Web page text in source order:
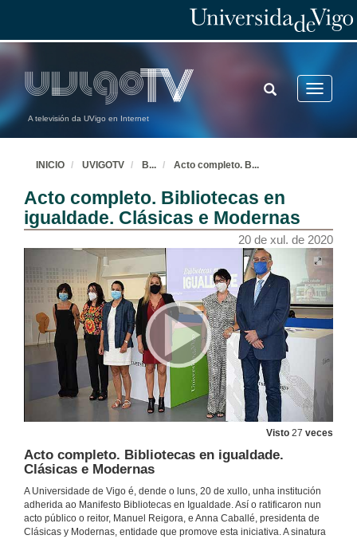
A televisión da UVigo en Internet
Toggle
TOGGLE
SEARCH
INICIO UVIGOTV B... Acto completo. B...
Acto completo. Bibliotecas en
igualdade. Clásicas e Modernas
20 de xul. de 2020
Visto 27 veces
Acto completo. Bibliotecas en igualdade.
Clásicas e Modernas
A Universidade de Vigo é, dende o luns, 20 de xullo, unha institución
adherida ao Manifesto Bibliotecas en Igualdade. Así o ratificaron nun
acto público o reitor, Manuel Reigora, e Anna Caballé, presidenta de
Clásicas y Modernas, entidade que promove esta iniciativa. A sinatura